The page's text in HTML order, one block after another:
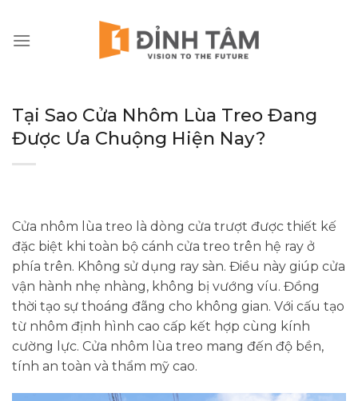
nội
Tại Sao Cửa Nhôm Lùa Treo Đang
Được Ưa Chuộng Hiện Nay?
Cửa nhôm lùa treo là dòng cửa trượt được thiết kế
đặc biệt khi toàn bộ cánh cửa treo trên hệ ray ở
phía trên. Không sử dụng ray sàn. Điều này giúp cửa
vận hành nhẹ nhàng, không bị vướng víu. Đồng
thời tạo sự thoáng đãng cho không gian. Với cấu tạo
từ nhôm định hình cao cấp kết hợp cùng kính
cường lực. Cửa nhôm lùa treo mang đến độ bền,
tính an toàn và thẩm mỹ cao.